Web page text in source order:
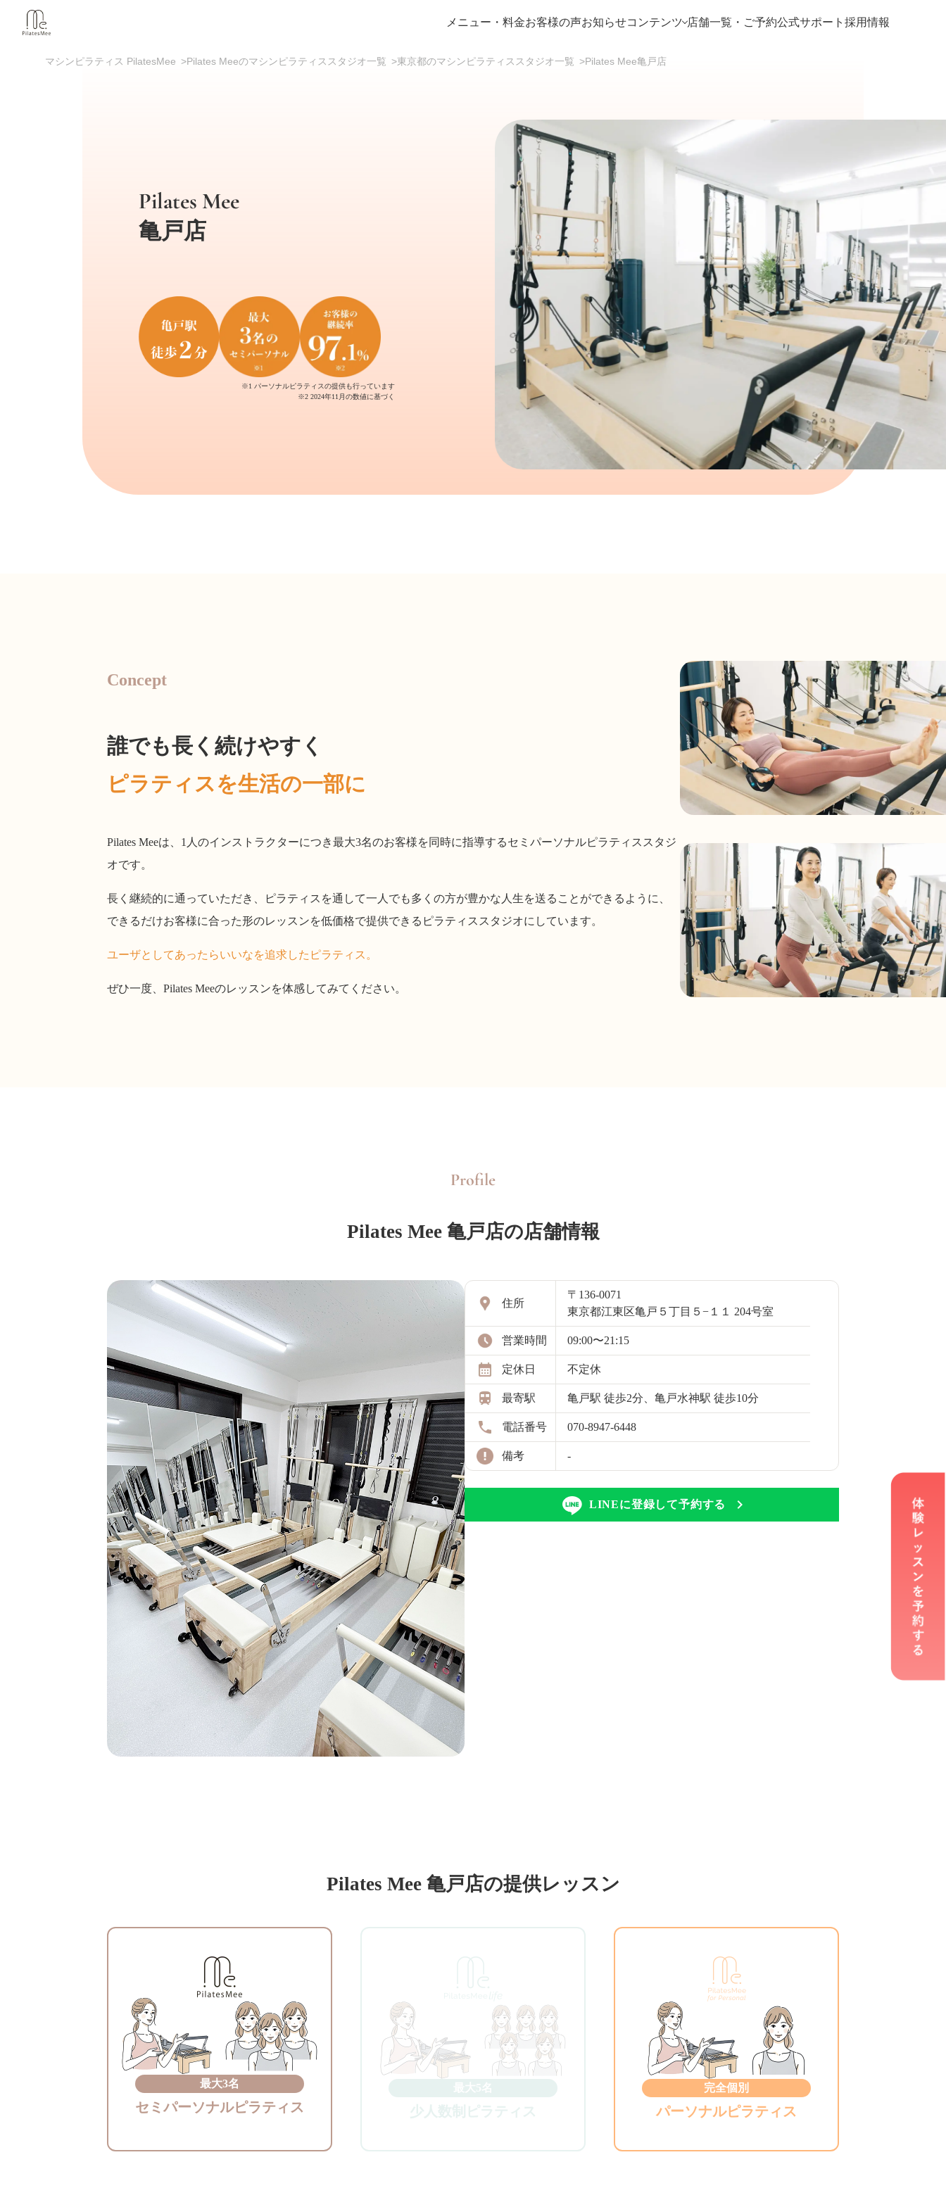
メニュー・料金お客様の声お知らせコンテンツ 店舗一覧・ご予約公式サポート 採用情報
マシンピラティス PilatesMee >Pilates Meeのマシンピラティススタジオ一覧 >東京都のマシンピラティススタジオ一覧 >Pilates Mee亀戸店
Pilates Mee
亀戸店
※1 パーソナルピラティスの提供も行っています
※2 2024年11月の数値に基づく
Concept
誰でも長く続けやすく
ピラティスを生活の一部に
Pilates Meeは、1人のインストラクターにつき最大3名のお客様を同時に指導するセミパーソナルピラティススタジ
オです。
長く継続的に通っていただき、ピラティスを通して一人でも多くの方が豊かな人生を送ることができるように、
できるだけお客様に合った形のレッスンを低価格で提供できるピラティススタジオにしています。
ユーザとしてあったらいいなを追求したピラティス。
ぜひ一度、Pilates Meeのレッスンを体感してみてください。
Profile
Pilates Mee 亀戸店の店舗情報
住所
〒136-0071
東京都江東区亀戸５丁目５−１１ 204号室
営業時間 09:00〜21:15
定休日 不定休
最寄駅 亀戸駅 徒歩2分、亀戸水神駅 徒歩10分
電話番号 070-8947-6448
備考 -
LINEに登録して予約する
Pilates Mee 亀戸店の提供レッスン
最大3名
セミパーソナルピラティス
最大5名
少人数制ピラティス
完全個別
パーソナルピラティス